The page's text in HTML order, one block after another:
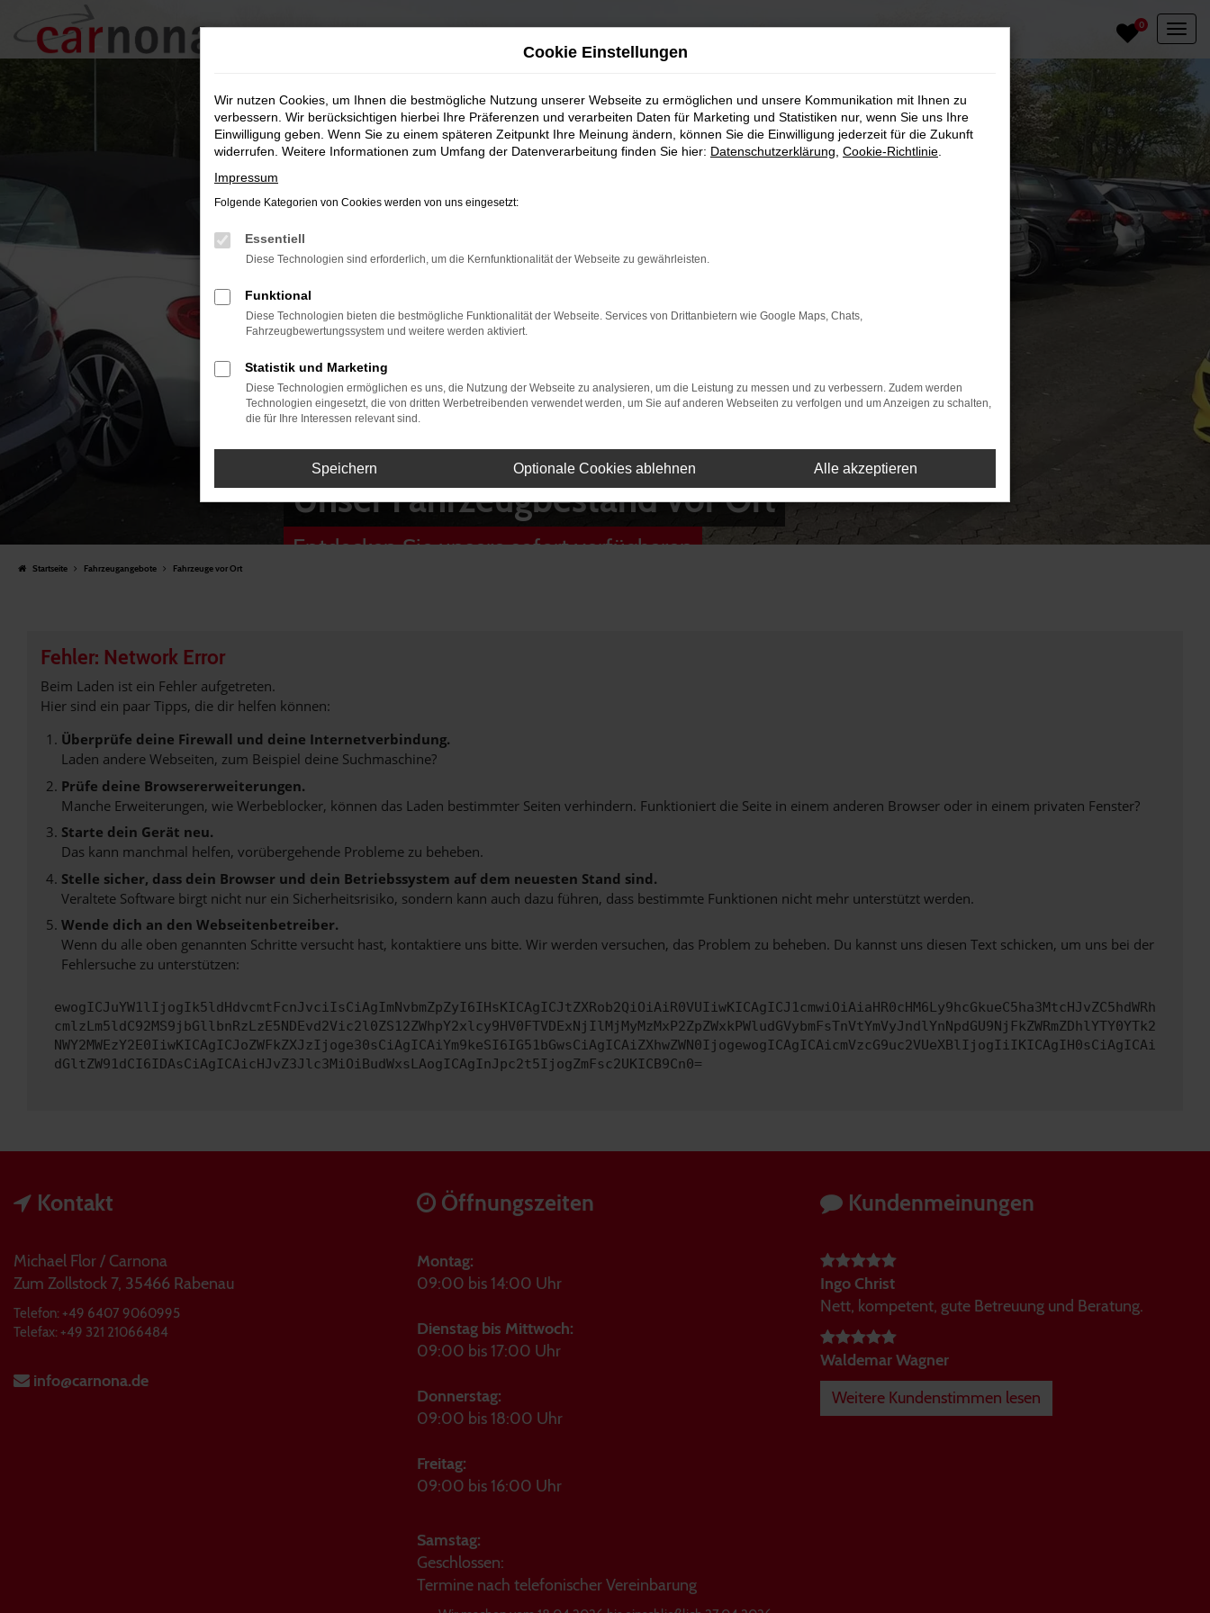
Zum
Hauptinhalt
springen
0
Unser Fahrzeugbestand vor Ort
Entdecken Sie unsere sofort verfügbaren
Startseite Fahrzeugangebote Fahrzeuge vor Ort
Fehler: Network Error
Beim Laden ist ein Fehler aufgetreten.
Hier sind ein paar Tipps, die dir helfen können:
Überprüfe deine Firewall und deine Internetverbindung.
Laden andere Webseiten, zum Beispiel deine Suchmaschine?
Prüfe deine Browsererweiterungen.
Manche Erweiterungen, wie Werbeblocker, können das Laden bestimmter Seiten verhindern. Funktioniert die Seite in einem anderen Browser oder in einem privaten Fenster?
Starte dein Gerät neu.
Das kann manchmal helfen, vorübergehende Probleme zu beheben.
Stelle sicher, dass dein Browser und dein Betriebssystem auf dem neuesten Stand sind.
Veraltete Software birgt nicht nur ein Sicherheitsrisiko, sondern kann auch dazu führen, dass bestimmte Funktionen nicht mehr unterstützt werden.
Wende dich an den Webseitenbetreiber.
Wenn du alle oben genannten Schritte versucht hast, kontaktiere uns bitte. Wir werden versuchen, das Problem zu beheben. Du kannst uns diesen Text schicken, um uns bei der
Fehlersuche zu unterstützen:
ewogICJuYW1lIjogIk5ldHdvcmtFcnJvciIsCiAgImNvbmZpZyI6IHsKICAgICJtZXRob2QiOiAiR0VUIiwKICAgICJ1cmwiOiAiaHR0cHM6Ly9hcGkueC5ha3MtcHJvZC5hdWRh
cmlzLm5ldC92MS9jbGllbnRzLzE5NDEvd2Vic2l0ZS12ZWhpY2xlcy9HV0FTVDExNjIlMjMyMzMxP2ZpZWxkPWludGVybmFsTnVtYmVyJndlYnNpdGU9NjFkZWRmZDhlYTY0YTk2
NWY2MWEzY2E0IiwKICAgICJoZWFkZXJzIjoge30sCiAgICAiYm9keSI6IG51bGwsCiAgICAiZXhwZWN0IjogewogICAgICAicmVzcG9uc2VUeXBlIjogIiIKICAgIH0sCiAgICAi
dGltZW91dCI6IDAsCiAgICAicHJvZ3Jlc3MiOiBudWxsLAogICAgInJpc2t5IjogZmFsc2UKICB9Cn0=
Kontakt
Michael Flor / Carnona
Zum Zollstock 7, 35466 Rabenau
Telefon: +49 6407 9060995
Telefax: +49 321 21066484
info@carnona.de
Öffnungszeiten
Montag:
09:00 bis 14:00 Uhr
Dienstag bis Mittwoch:
09:00 bis 17:00 Uhr
Donnerstag:
09:00 bis 18:00 Uhr
Freitag:
09:00 bis 16:00 Uhr
Samstag:
Geschlossen:
Termine nach telefonischer Vereinbarung
Kundenmeinungen
Ingo Christ
Nett, kompetent, gute Betreuung und Beratung.
Waldemar Wagner
Weitere Kundenstimmen lesen
Cookie Einstellungen
Wir nutzen Cookies, um Ihnen die bestmögliche Nutzung unserer Webseite zu ermöglichen und unsere Kommunikation mit Ihnen zu
verbessern. Wir berücksichtigen hierbei Ihre Präferenzen und verarbeiten Daten für Marketing und Statistiken nur, wenn Sie uns Ihre
Einwilligung geben. Wenn Sie zu einem späteren Zeitpunkt Ihre Meinung ändern, können Sie die Einwilligung jederzeit für die Zukunft
widerrufen. Weitere Informationen zum Umfang der Datenverarbeitung finden Sie hier: Datenschutzerklärung Cookie-Richtlinie
Impressum
Folgende Kategorien von Cookies werden von uns eingesetzt:
Essentiell
Diese Technologien sind erforderlich, um die Kernfunktionalität der Webseite zu gewährleisten.
Funktional
Diese Technologien bieten die bestmögliche Funktionalität der Webseite. Services von Drittanbietern wie Google Maps, Chats,
Fahrzeugbewertungssystem und weitere werden aktiviert.
Statistik und Marketing
Diese Technologien ermöglichen es uns, die Nutzung der Webseite zu analysieren, um die Leistung zu messen und zu verbessern. Zudem werden
Technologien eingesetzt, die von dritten Werbetreibenden verwendet werden, um Sie auf anderen Webseiten zu verfolgen und um Anzeigen zu schalten,
die für Ihre Interessen relevant sind.
Speichern Optionale Cookies ablehnen Alle akzeptieren